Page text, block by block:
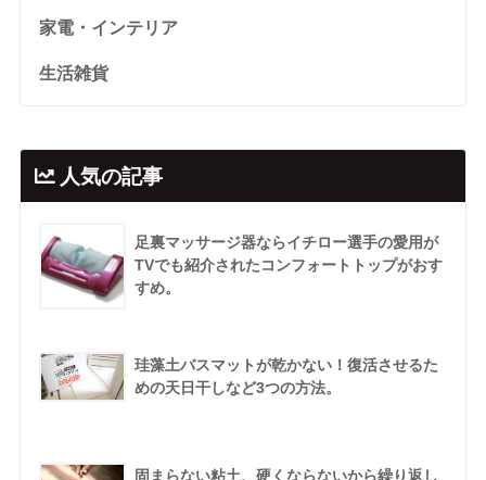
家電・インテリア
生活雑貨
人気の記事
足裏マッサージ器ならイチロー選手の愛用が
TVでも紹介されたコンフォートトップがおす
すめ。
珪藻土バスマットが乾かない！復活させるた
めの天日干しなど3つの方法。
固まらない粘土、硬くならないから繰り返し